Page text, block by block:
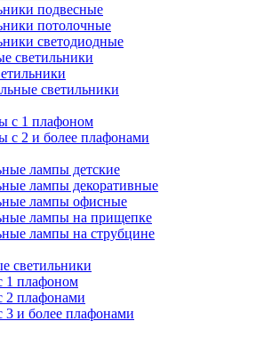
подвесные
потолочные
светодиодные
светильники
светильники
с 1 плафоном
с 2 и более плафонами
лампы детские
лампы декоративные
лампы офисные
лампы на прищепке
лампы на струбцине
светильники
1 плафоном
2 плафонами
3 и более плафонами